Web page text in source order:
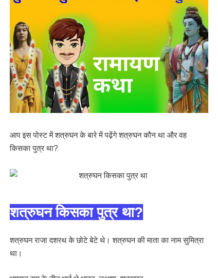
आप इस पोस्ट में शत्रुघन के बारे में पढ़ेंगे शत्रुघन कौन था और वह
किसका पुत्र था?
शत्रुघन किसका पुत्र था?
शत्रुघन राजा दशरथ के छोटे बेटे थे। शत्रुघन की माता का नाम सुमित्रा
था।